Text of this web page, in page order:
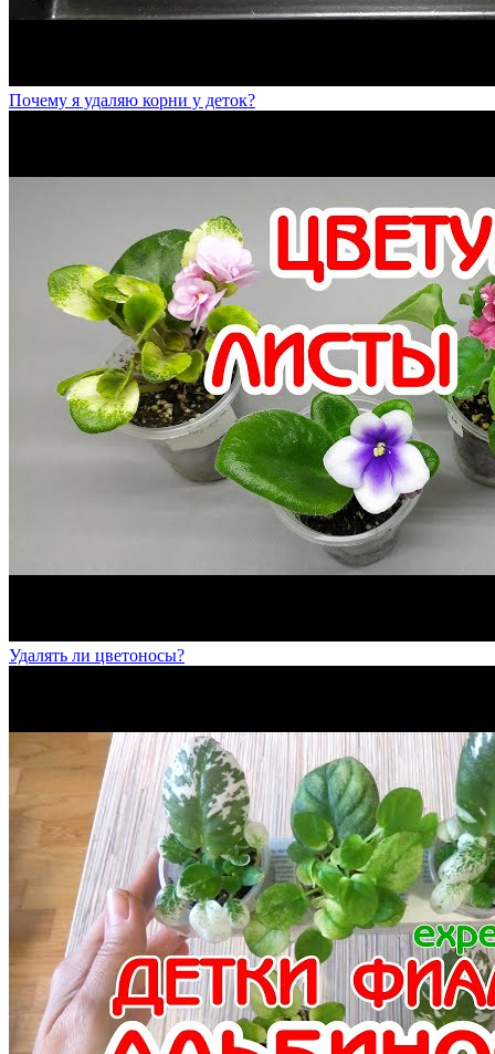
Почему я удаляю корни у деток?
Удалять ли цветоносы?